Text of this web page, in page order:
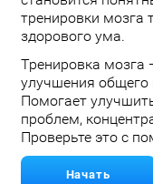
тренировки мозга
здорового ума.
Тренировка
улучшения общего
Помогает
проблем,
Проверьте это с
Начать